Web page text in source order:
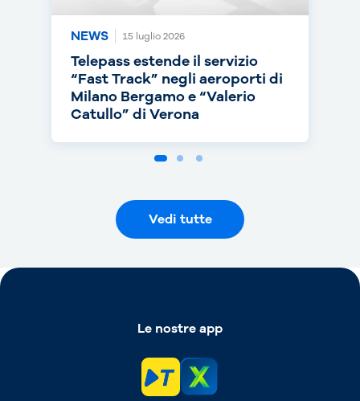
NEWS 15 luglio 2026
Telepass estende il servizio
“Fast Track” negli aeroporti di
Milano Bergamo e “Valerio
Catullo” di Verona
NEWS 14 luglio 2026
Telepass punta sull’RC Auto e
torna on air con una nuova
campagna
NEWS 30 giugno 2026
Telepass cresce in europa: dal
1° luglio telepedaggio attivo
anche nei Paesi Bassi
Vedi tutte
Le nostre app